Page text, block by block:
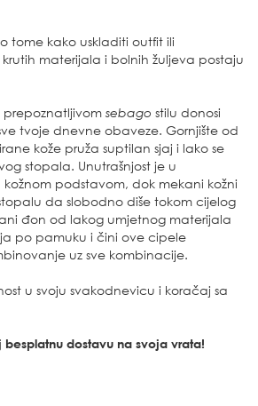
tome kako uskladiti outfit ili
materijala i bolnih žuljeva postaju
sebago stilu donosi
tvoje dnevne obaveze. Gornjište od
kože pruža suptilan sjaj i lako se
stopala. Unutrašnjost je u
podstavom, dok mekani kožni
da slobodno diše tokom cijelog
đon od lakog umjetnog materijala
po pamuku i čini ove cipele
uz sve kombinacije.
u svoju svakodnevicu i koračaj sa
besplatnu dostavu na svoja vrata!